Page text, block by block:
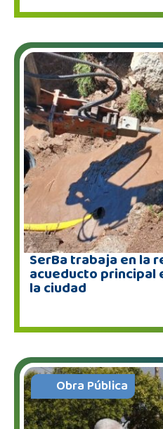
SerBa trabaja en la
acueducto principal
la ciudad
Obra Pública